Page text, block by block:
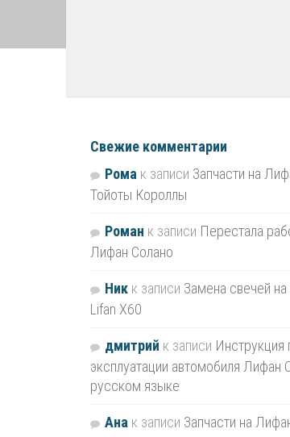
Свежие комментарии
Рома к записи Запчасти на
Тойоты Короллы
Роман к записи Перестала
Лифан Солано
Ник к записи Замена свечей
Lifan X60
дмитрий к записи Инструкция
эксплуатации автомобиля Лифан
русском языке
Ана к записи Запчасти на